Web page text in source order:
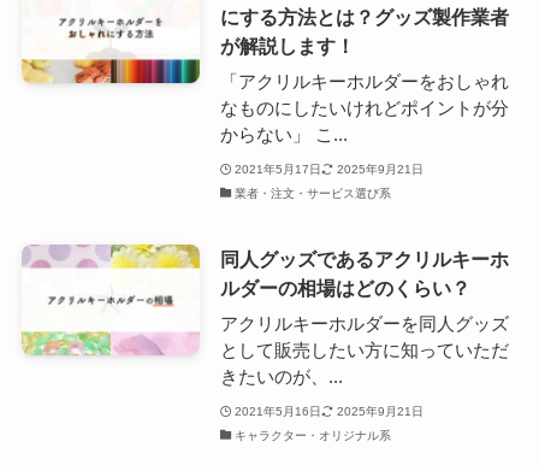
にする方法とは？グッズ製作業者
が解説します！
「アクリルキーホルダーをおしゃれ
なものにしたいけれどポイントが分
からない」 こ...
2021年5月17日
2025年9月21日
業者・注文・サービス選び系
同人グッズであるアクリルキーホ
ルダーの相場はどのくらい？
アクリルキーホルダーを同人グッズ
として販売したい方に知っていただ
きたいのが、...
2021年5月16日
2025年9月21日
キャラクター・オリジナル系